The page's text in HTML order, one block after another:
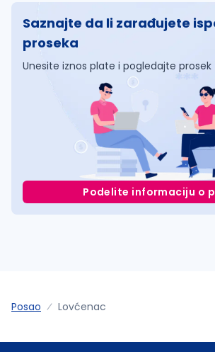
Saznajte da li zarađujete
proseka
Unesite iznos plate i pogledajte prosek
Podelite informaciju o
Posao Lovćenac